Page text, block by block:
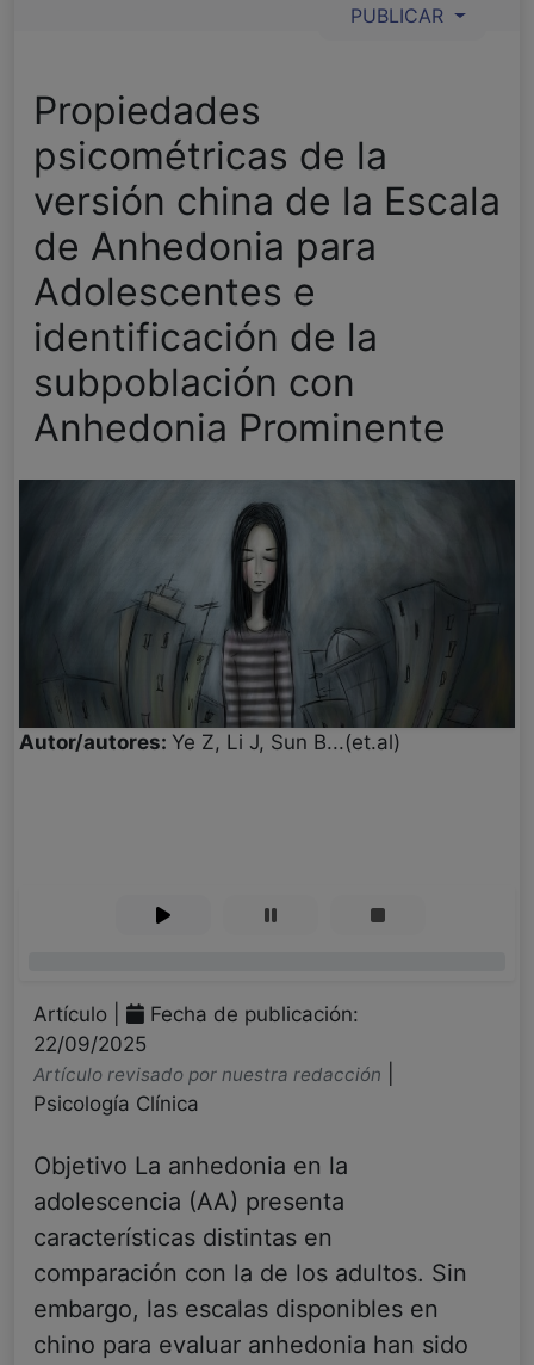
PUBLICAR
Propiedades
psicométricas de la
versión china de la Escala
de Anhedonia para
Adolescentes e
identificación de la
subpoblación con
Anhedonia Prominente
Autor/autores: Ye Z, Li J, Sun B...(et.al)
Artículo |
Fecha de publicación:
22/09/2025
Artículo revisado por nuestra redacción
Psicología Clínica
Objetivo La anhedonia en la
adolescencia (AA) presenta
características distintas en
comparación con la de los adultos. Sin
embargo, las escalas disponibles en
chino para evaluar anhedonia han sido